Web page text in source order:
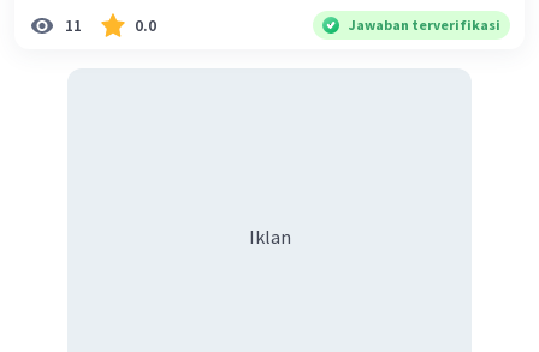
lain c. penyampaian pendapat dilaksanakan dengan
sepihak d. penyampaian pendapat diupayakan dengan
11 0.0 Jawaban terverifikasi
Iklan